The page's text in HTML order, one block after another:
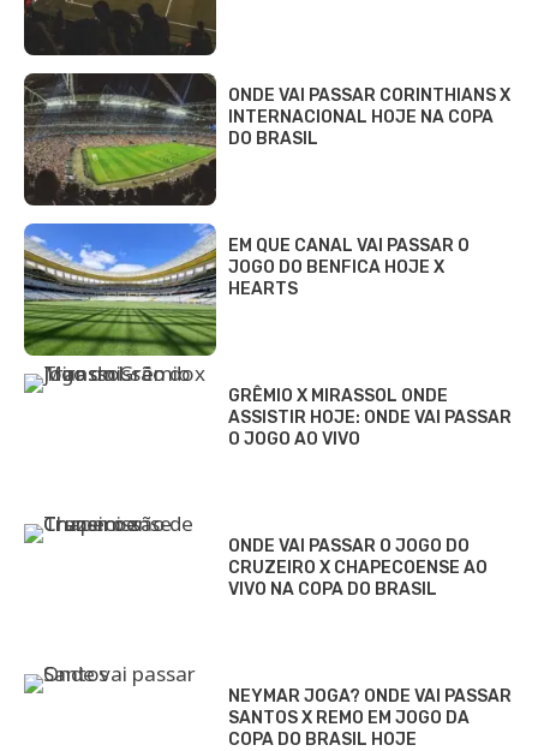
ONDE VAI PASSAR CORINTHIANS X
INTERNACIONAL HOJE NA COPA
DO BRASIL
EM QUE CANAL VAI PASSAR O
JOGO DO BENFICA HOJE X
HEARTS
GRÊMIO X MIRASSOL ONDE
ASSISTIR HOJE: ONDE VAI PASSAR
O JOGO AO VIVO
ONDE VAI PASSAR O JOGO DO
CRUZEIRO X CHAPECOENSE AO
VIVO NA COPA DO BRASIL
NEYMAR JOGA? ONDE VAI PASSAR
SANTOS X REMO EM JOGO DA
COPA DO BRASIL HOJE